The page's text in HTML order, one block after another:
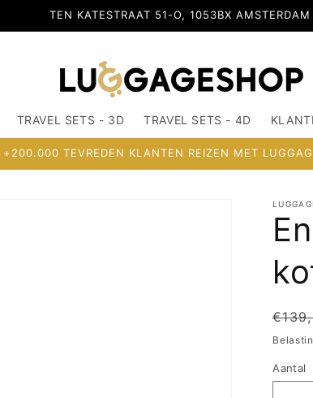
TEN KATESTRAAT 51-O, 1053BX AMSTERDAM
TRAVEL SETS - 3D TRAVEL SETS - 4D
+200.000 TEVREDEN KLANTEN REIZEN MET
prijs
Aantal